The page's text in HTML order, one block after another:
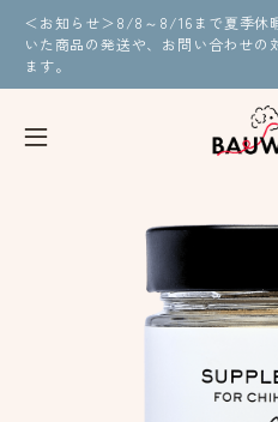
＜お知らせ＞8/8～8/16まで夏季休
いた商品の発送や、お問い合わせ
ます。